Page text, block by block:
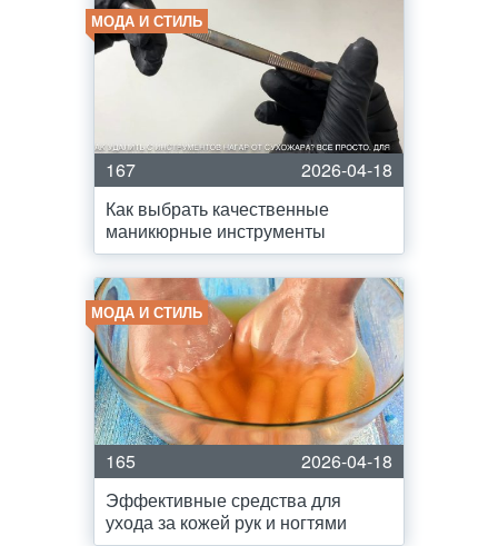
МОДА И СТИЛЬ
167
2026-04-18
Как выбрать качественные
маникюрные инструменты
МОДА И СТИЛЬ
165
2026-04-18
Эффективные средства для
ухода за кожей рук и ногтями